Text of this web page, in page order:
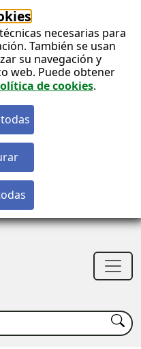
necesarias para
También se usan
su navegación y
web. Puede obtener
de cookies.
Buscar